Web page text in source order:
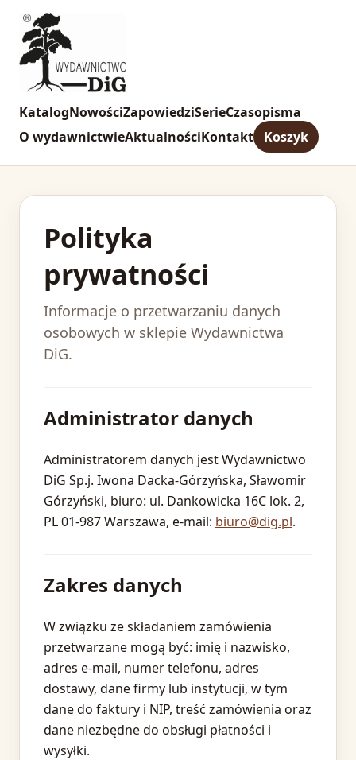
KatalogNowościZapowiedziSerieCzasopisma
O wydawnictwieAktualnościKontakt Koszyk
Polityka
prywatności
Informacje o przetwarzaniu danych
osobowych w sklepie Wydawnictwa
DiG.
Administrator danych
Administratorem danych jest Wydawnictwo
DiG Sp.j. Iwona Dacka-Górzyńska, Sławomir
Górzyński, biuro: ul. Dankowicka 16C lok. 2,
PL 01-987 Warszawa, e-mail: biuro@dig.pl.
Zakres danych
W związku ze składaniem zamówienia
przetwarzane mogą być: imię i nazwisko,
adres e-mail, numer telefonu, adres
dostawy, dane firmy lub instytucji, w tym
dane do faktury i NIP, treść zamówienia oraz
dane niezbędne do obsługi płatności i
wysyłki.